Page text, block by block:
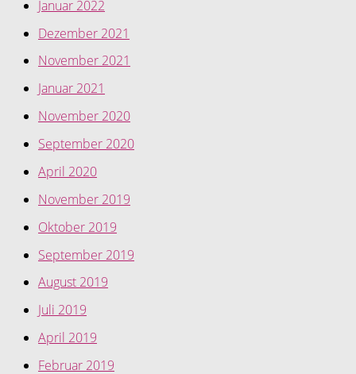
Januar 2022
Dezember 2021
November 2021
Januar 2021
November 2020
September 2020
April 2020
November 2019
Oktober 2019
September 2019
August 2019
Juli 2019
April 2019
Februar 2019